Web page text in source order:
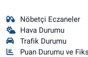
Nöbetçi Eczaneler
Hava Durumu
Trafik Durumu
Puan Durumu ve